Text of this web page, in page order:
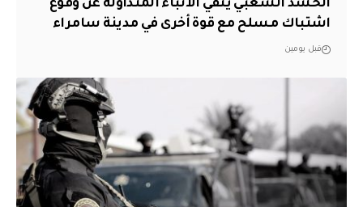
الحشد الشعبي ينفي الانباء المتداولة عن وقوع
اشتباك مسلح مع قوة أخرى في مدينة سامراء
قبل يومين